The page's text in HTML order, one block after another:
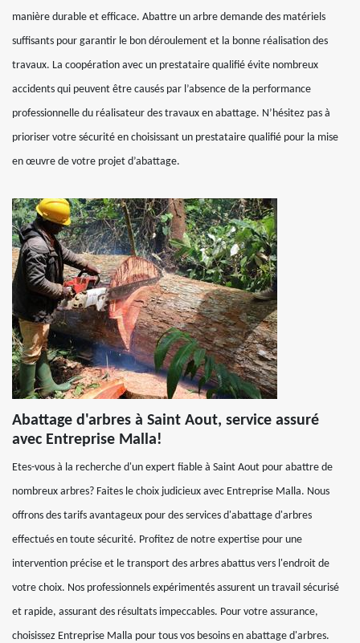
manière durable et efficace. Abattre un arbre demande des matériels
suffisants pour garantir le bon déroulement et la bonne réalisation des
travaux. La coopération avec un prestataire qualifié évite nombreux
accidents qui peuvent être causés par l’absence de la performance
professionnelle du réalisateur des travaux en abattage. N’hésitez pas à
prioriser votre sécurité en choisissant un prestataire qualifié pour la mise
en œuvre de votre projet d’abattage.
Abattage d'arbres à Saint Aout, service assuré
avec Entreprise Malla!
Etes-vous à la recherche d'un expert fiable à Saint Aout pour abattre de
nombreux arbres? Faites le choix judicieux avec Entreprise Malla. Nous
offrons des tarifs avantageux pour des services d'abattage d'arbres
effectués en toute sécurité. Profitez de notre expertise pour une
intervention précise et le transport des arbres abattus vers l'endroit de
votre choix. Nos professionnels expérimentés assurent un travail sécurisé
et rapide, assurant des résultats impeccables. Pour votre assurance,
choisissez Entreprise Malla pour tous vos besoins en abattage d'arbres.